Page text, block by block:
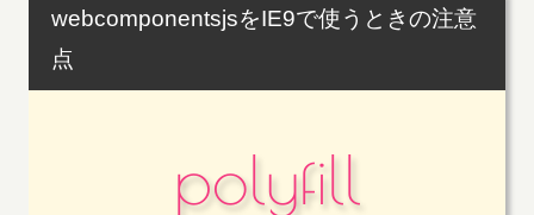
webcomponentsjsをIE9で使うときの注意
点
polyfill